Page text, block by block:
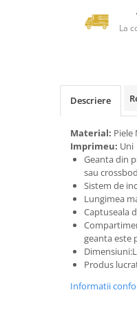
La
Descriere
Material: Piele
Imprimeu: Uni
Geanta din
sau
Sistem de
Lungimea
Captuseala
geanta este
Produs
Informatii